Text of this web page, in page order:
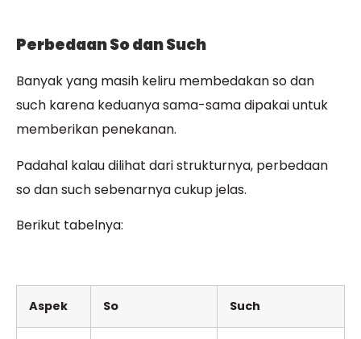
Perbedaan So dan Such
Banyak yang masih keliru membedakan so dan
such karena keduanya sama-sama dipakai untuk
memberikan penekanan.
Padahal kalau dilihat dari strukturnya, perbedaan
so dan such sebenarnya cukup jelas.
Berikut tabelnya:
Aspek So Such